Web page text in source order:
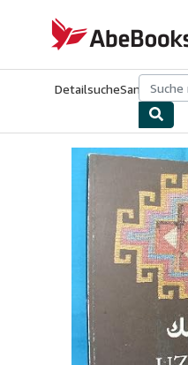
AbeBooks.de
Detailsuche